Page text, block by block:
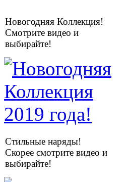
Новогодняя Коллекция!
Смотрите видео и
выбирайте!
Стильные наряды!
Скорее смотрите видео и
выбирайте!